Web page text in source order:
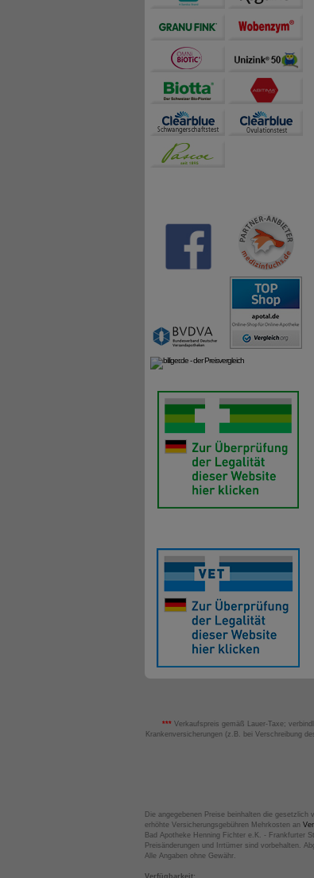
*** Verkaufspreis gemäß Lauer-Taxe;
Krankenversicherungen (z.B. bei Verschreibung
Die angegebenen Preise beinhalten die
erhöhte Versicherungsgebühren Mehrkosten an
Bad Apotheke Henning Fichter e.K. - Frankfurter
Preisänderungen und Irrtümer sind vorbehalten.
Alle Angaben ohne Gewähr.